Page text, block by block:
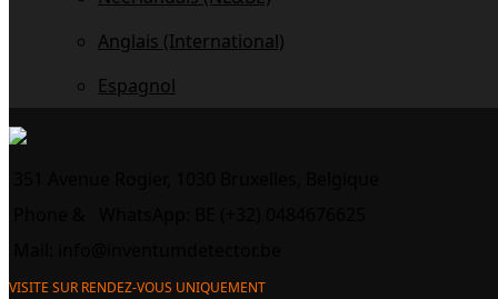
Anglais (International)
Espagnol
VISITE SUR RENDEZ-VOUS UNIQUEMENT